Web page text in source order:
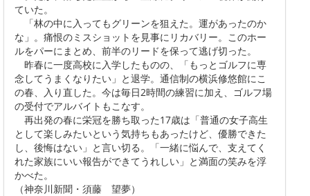
ていた。
「林の中に入ってもグリーンを狙えた。運があったのか
な」。痛恨のミスショットを見事にリカバリー。このホー
ルをパーにまとめ、前半のリードを保って逃げ切った。
昨春に一度高校に入学したものの、「もっとゴルフに専
念してうまくなりたい」と退学。通信制の横浜修悠館にこ
の春、入り直した。今は毎日2時間の練習に加え、ゴルフ場
の受付でアルバイトもこなす。
再出発の春に栄冠を勝ち取った17歳は「普通の女子高生
として楽しみたいという気持ちもあったけど、優勝できた
し、後悔はない」と言い切る。「一緒に悩んで、支えてく
れた家族にいい報告ができてうれしい」と満面の笑みを浮
かべた。
（神奈川新聞・須藤 望夢）